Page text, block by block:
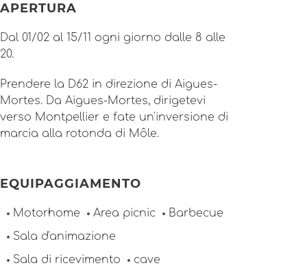
APERTURA
Dal 01/02 al 15/11 ogni giorno dalle 8 alle
20.
Prendere la D62 in direzione di Aigues-
Mortes. Da Aigues-Mortes, dirigetevi
verso Montpellier e fate un'inversione di
marcia alla rotonda di Môle.
EQUIPAGGIAMENTO
Motorhome Area picnic
Barbecue
Sala d'animazione
Sala di ricevimento
cave